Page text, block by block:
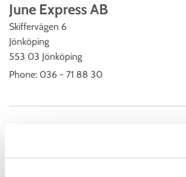
June Express AB
Skiffervägen 6
Jönköping
553 03 Jönköping
Phone: 036 - 71 88 30
Måndag